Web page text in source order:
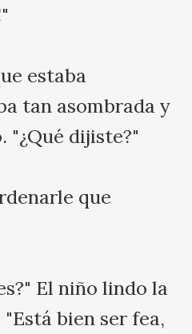
estaba
tan asombrada y
"¿Qué dijiste?"
que
El niño lindo la
bien ser fea,